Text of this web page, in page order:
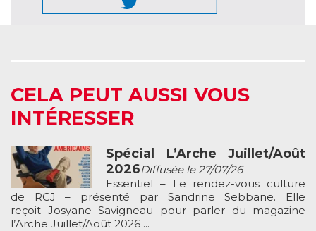
CELA PEUT AUSSI VOUS
INTÉRESSER
Spécial L’Arche Juillet/Août
2026Diffusée le 27/07/26
Essentiel – Le rendez-vous culture
de RCJ – présenté par Sandrine Sebbane. Elle
reçoit Josyane Savigneau pour parler du magazine
l’Arche Juillet/Août 2026 ...